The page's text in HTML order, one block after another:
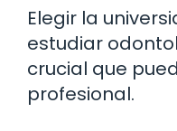
Elegir la
estudiar
crucial que
profesional.